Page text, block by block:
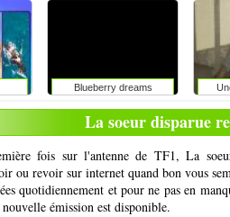
Blueberry dreams
La soeur disparue
fois sur l'antenne de TF1, La
ou revoir sur internet quand bon vous
quotidiennement et pour ne pas en
émission est disponible.